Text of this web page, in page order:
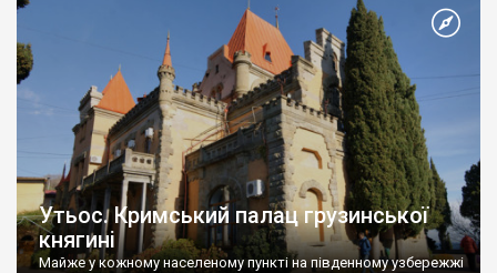
Утьос. Кримський палац грузинської
княгині
Майже у кожному населеному пункті на південному узбережжі